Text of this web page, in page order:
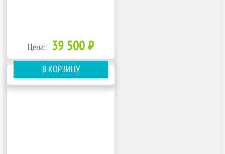
Цена: 39 500 ₽
В КОРЗИНУ